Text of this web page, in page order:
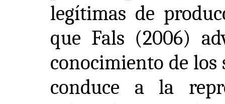
legítimas de
que Fals (2006)
conocimiento de
conduce a la